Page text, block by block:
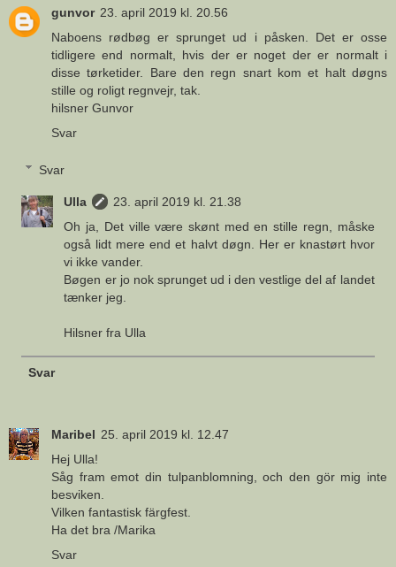
gunvor 23. april 2019 kl. 20.56
Naboens rødbøg er sprunget ud i påsken. Det er osse
tidligere end normalt, hvis der er noget der er normalt i
disse tørketider. Bare den regn snart kom et halt døgns
stille og roligt regnvejr, tak.
hilsner Gunvor
Svar
Svar
Ulla
23. april 2019 kl. 21.38
Oh ja, Det ville være skønt med en stille regn, måske
også lidt mere end et halvt døgn. Her er knastørt hvor
vi ikke vander.
Bøgen er jo nok sprunget ud i den vestlige del af landet
tænker jeg.
Hilsner fra Ulla
Svar
Maribel 25. april 2019 kl. 12.47
Hej Ulla!
Såg fram emot din tulpanblomning, och den gör mig inte
besviken.
Vilken fantastisk färgfest.
Ha det bra /Marika
Svar